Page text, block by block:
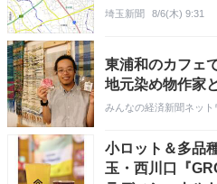
埼玉新聞 8/6(木) 9:31
東浦和のカフェ
地元染め物作家
みんなの経済新聞ネット
小ロット＆多品
玉・西川口『